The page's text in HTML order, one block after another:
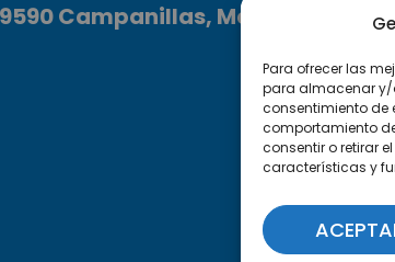
Para ofrecer las
para almacenar y/
consentimiento de
comportamiento
consentir o retirar
características y
Campanillas, Málaga